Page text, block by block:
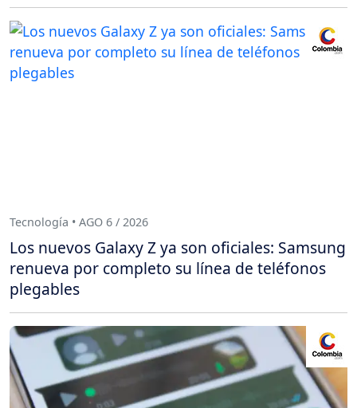
Tecnología • AGO 6 / 2026
Los nuevos Galaxy Z ya son oficiales: Samsung
renueva por completo su línea de teléfonos
plegables